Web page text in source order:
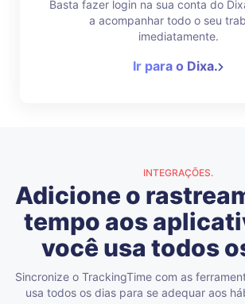
Basta fazer login na sua conta do
a acompanhar todo o seu
imediatamente.
Ir para o Dixa.
INTEGRAÇÕES.
Adicione o
tempo aos
você usa todos
Sincronize o TrackingTime com as
usa todos os dias para se adequar aos